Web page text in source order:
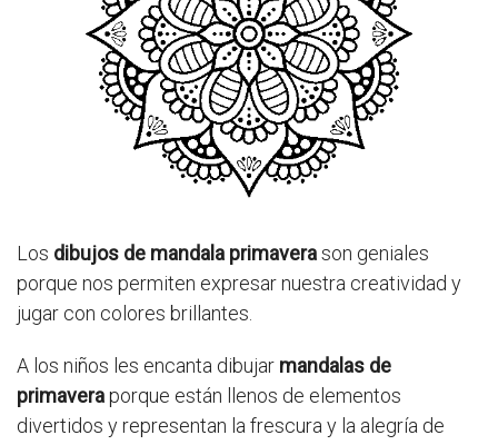
Los dibujos de mandala primaverason geniales
porque nos permiten expresar nuestra creatividad y
jugar con colores brillantes.
A los niños les encanta dibujar mandalas de
primaveraporque están llenos de elementos
divertidos y representan la frescura y la alegría de